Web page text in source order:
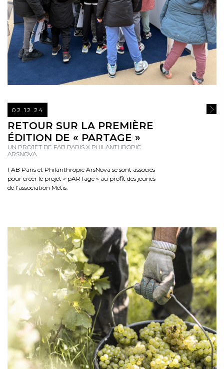
02.12.24
RETOUR SUR LA PREMIÈRE
ÉDITION DE « PARTAGE »
UN PROJET DE FAB PARIS X PHILANTHROPIC
ARSNOVA
FAB Paris et Philanthropic ArsNova se sont associés
pour créer le projet « pARTage » au profit des jeunes
de l’association Mêtis.